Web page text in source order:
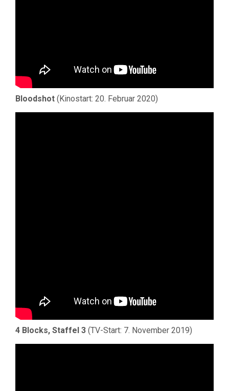
Bloodshot (Kinostart: 20. Februar 2020)
4 Blocks, Staffel 3 (TV-Start: 7. November 2019)